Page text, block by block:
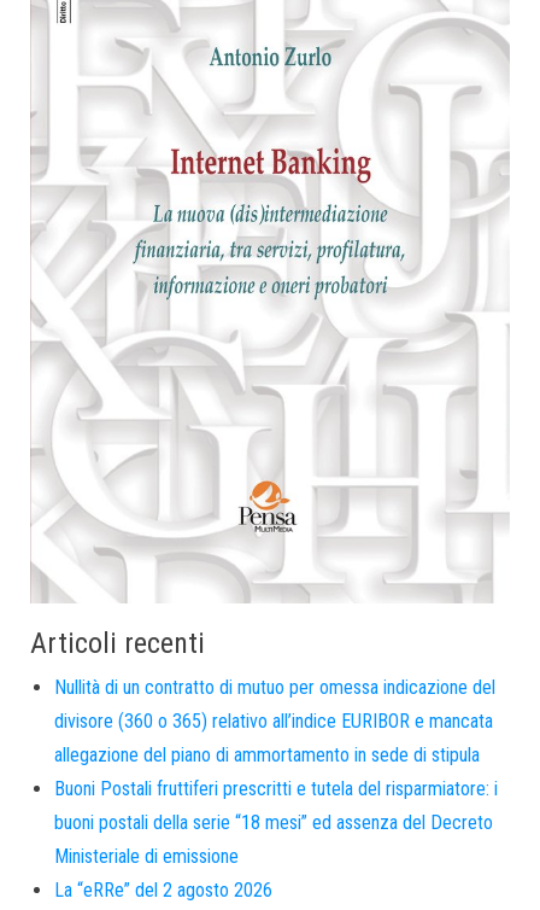
Articoli recenti
Nullità di un contratto di mutuo per omessa indicazione del
divisore (360 o 365) relativo all’indice EURIBOR e mancata
allegazione del piano di ammortamento in sede di stipula
Buoni Postali fruttiferi prescritti e tutela del risparmiatore: i
buoni postali della serie “18 mesi” ed assenza del Decreto
Ministeriale di emissione
La “eRRe” del 2 agosto 2026